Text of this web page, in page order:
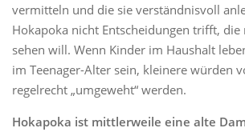
vermitteln und die sie verständnisvoll
Hokapoka nicht Entscheidungen trifft, die
sehen will. Wenn Kinder im Haushalt
im Teenager-Alter sein, kleinere würden
regelrecht „umgeweht“ werden.
Hokapoka ist mittlerweile eine alte